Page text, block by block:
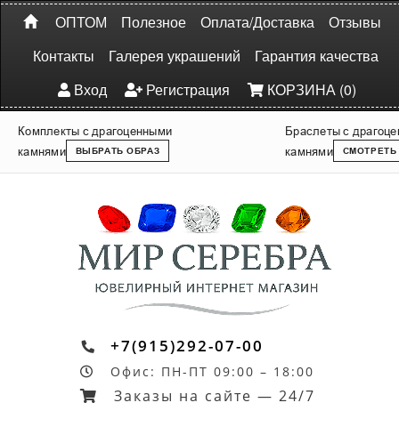
ОПТОМ Полезное Оплата/Доставка
Отзывы
Контакты
Галерея украшений
Гарантия качества
Вход
Регистрация КОРЗИНА (0)
Комплекты с драгоценными
камнями
ВЫБРАТЬ ОБРАЗ
Браслеты с
камнями
СМОТРЕТЬ
+7(915)292-07-00
Офис: ПН-ПТ 09:00 – 18:00
Заказы на сайте — 24/7